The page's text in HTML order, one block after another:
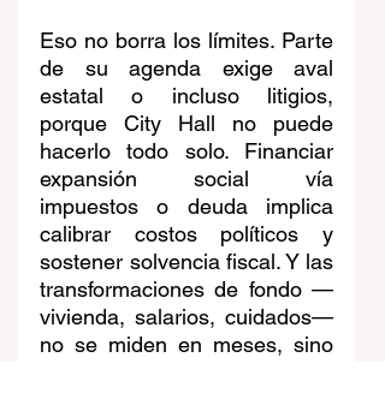
Eso no borra los límites. Parte
de su agenda exige aval
estatal o incluso litigios,
porque City Hall no puede
hacerlo todo solo. Financiar
expansión social vía
impuestos o deuda implica
calibrar costos políticos y
sostener solvencia fiscal. Y las
transformaciones de fondo —
vivienda, salarios, cuidados—
no se miden en meses, sino